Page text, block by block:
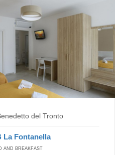
del Tronto
La Fontanella
AND BREAKFAST